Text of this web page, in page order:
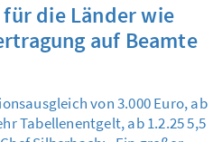
die Länder wie
auf Beamte
von 3.000 Euro, ab
Tabellenentgelt, ab 1.2.25 5,5